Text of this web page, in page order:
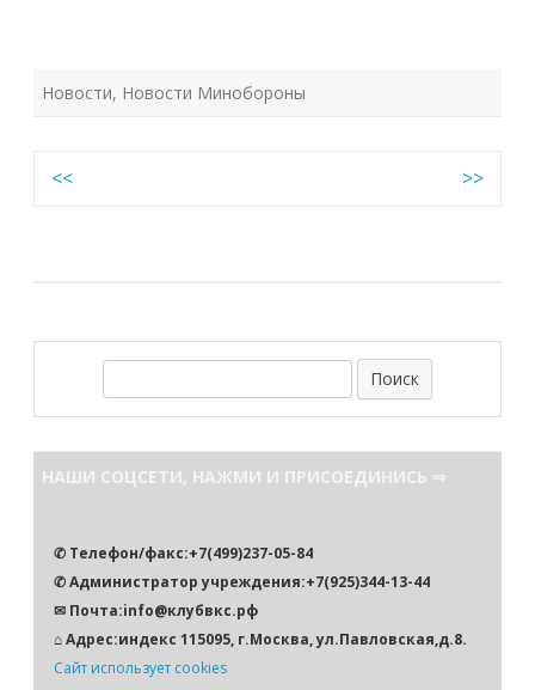
Новости, Новости Минобороны
Навигация
<< >>
НАШИ СОЦСЕТИ, НАЖМИ И ПРИСОЕДИНИСЬ ⇒
✆ Телефон/факс:+7(499)237-05-84
✆ Администратор учреждения:+7(925)344-13-44
✉ Почта:info@клубвкс.рф
⌂ Адрес:индекс 115095, г.Москва, ул.Павловская,д.8.
Сайт использует cookies